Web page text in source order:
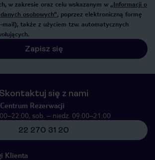
w zakresie oraz celu wskazanym w „Informacji o
osobowych”, poprzez elektroniczną formę
mail), także z użyciem tzw. automatycznych
Zapisz się
Skontaktuj się z nami
Rezerwacji
sob. – niedz. 09:00–21:00
22 270 31 20
Klienta